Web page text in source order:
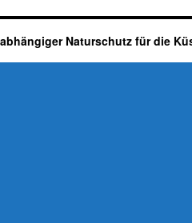
Naturschutz für die